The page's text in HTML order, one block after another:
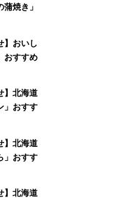
焼き」
】おいし
おすすめ
】北海道
」おすす
】北海道
」おすす
】北海道